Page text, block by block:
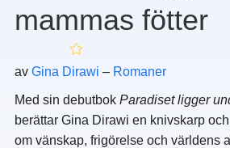
mammas fötter
av Gina Dirawi – Romaner
Med sin debutbok Paradiset ligger
berättar Gina Dirawi en knivskarp
om vänskap, frigörelse och världens